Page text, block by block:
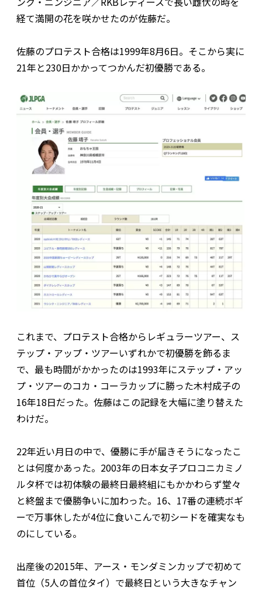
経て満開の花を咲かせたのが佐藤だ。
佐藤のプロテスト合格は1999年8月6日。そこから実に
21年と230日かかってつかんだ初優勝である。
これまで、プロテスト合格からレギュラーツアー、ス
テップ・アップ・ツアーいずれかで初優勝を飾るま
で、最も時間がかかったのは1993年にステップ・アッ
プ・ツアーのコカ・コーラカップに勝った木村成子の
16年18日だった。佐藤はこの記録を大幅に塗り替えた
わけだ。
22年近い月日の中で、優勝に手が届きそうになったこ
とは何度かあった。2003年の日本女子プロコニカミノ
ルタ杯では初体験の最終日最終組にもかかわらず堂々
と終盤まで優勝争いに加わった。16、17番の連続ボギ
ーで万事休したが4位に食いこんで初シードを確実なも
のにしている。
出産後の2015年、アース・モンダミンカップで初めて
首位（5人の首位タイ）で最終日という大きなチャン